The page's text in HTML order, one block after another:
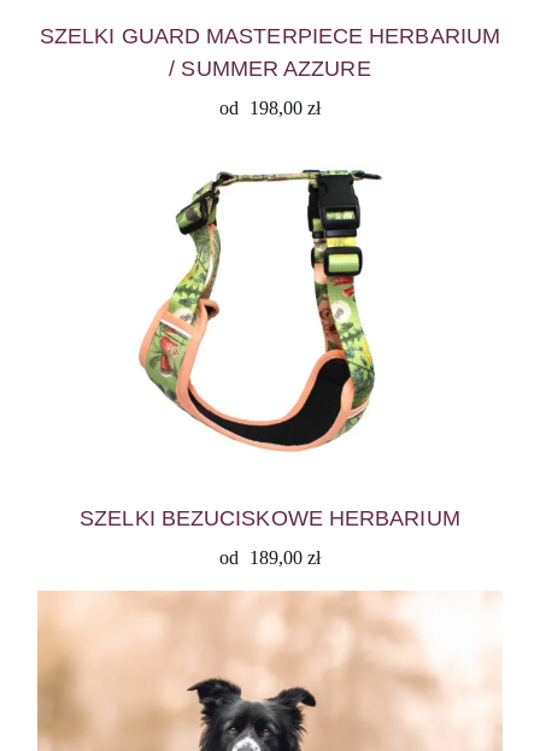
SZELKI GUARD MASTERPIECE HERBARIUM
/ SUMMER AZZURE
od 198,00 zł
SZELKI BEZUCISKOWE HERBARIUM
od 189,00 zł